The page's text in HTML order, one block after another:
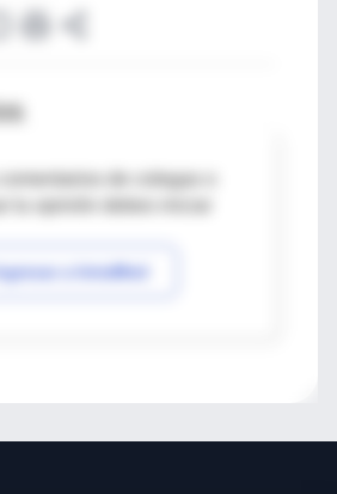
de colegas o
a IntraMed